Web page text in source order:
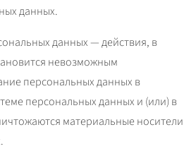
данных.
данных — действия, в
невозможным
персональных данных в
персональных данных и (или) в
материальные носители